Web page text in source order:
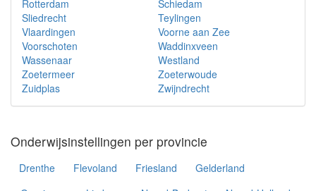
Rotterdam
Schiedam
Sliedrecht
Teylingen
Vlaardingen
Voorne aan Zee
Voorschoten
Waddinxveen
Wassenaar
Westland
Zoetermeer
Zoeterwoude
Zuidplas
Zwijndrecht
Onderwijsinstellingen per provincie
Drenthe Flevoland Friesland
Gelderland